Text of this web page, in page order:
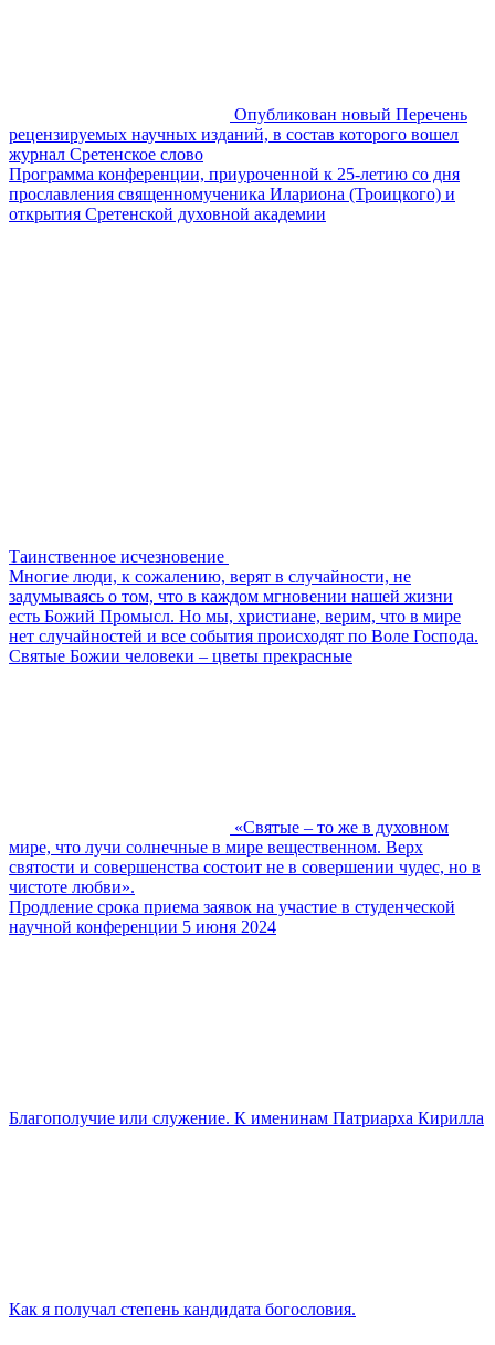
Опубликован новый Перечень
рецензируемых научных изданий, в состав которого вошел
журнал Сретенское слово
Программа конференции, приуроченной к 25-летию со дня
прославления священномученика Илариона (Троицкого) и
открытия Сретенской духовной академии
Таинственное исчезновение
Многие люди, к сожалению, верят в случайности, не
задумываясь о том, что в каждом мгновении нашей жизни
есть Божий Промысл. Но мы, христиане, верим, что в мире
нет случайностей и все события происходят по Воле Господа.
Святые Божии человеки – цветы прекрасные
«Святые – то же в духовном
мире, что лучи солнечные в мире вещественном. Верх
святости и совершенства состоит не в совершении чудес, но в
чистоте любви».
Продление срока приема заявок на участие в студенческой
научной конференции 5 июня 2024
Благополучие или служение. К именинам Патриарха Кирилла
Как я получал степень кандидата богословия.